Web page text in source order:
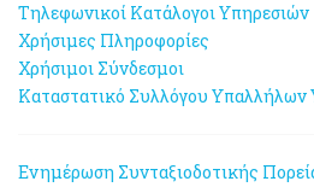
Τηλεφωνικοί Κατάλογοι Υπηρεσιών
Χρήσιμες Πληροφορίες
Χρήσιμοι Σύνδεσμοι
Καταστατικό Συλλόγου Υπαλλήλων
Ενημέρωση Συνταξιοδοτικής